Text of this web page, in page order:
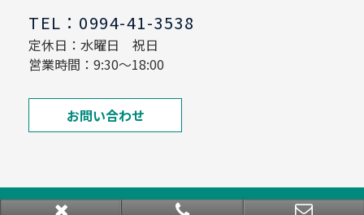
TEL：0994-41-3538
定休日：水曜日 祝日
営業時間：9:30～18:00
お問い合わせ
Copyright © イエステーション鹿屋店垂水店 平山不動産 All rights Reserved.